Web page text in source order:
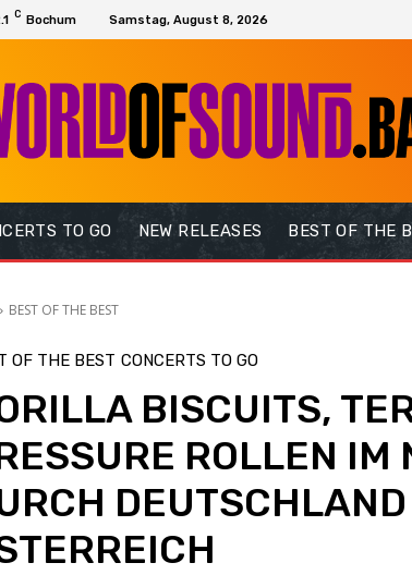
C Bochum Samstag, August 8, 2026
TO GO NEW RELEASES BEST OF THE
BEST OF THE BEST
OF THE BEST CONCERTS TO GO
BISCUITS,
ROLLEN IM